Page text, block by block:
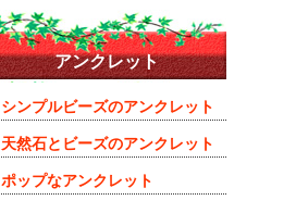
アンクレット
シンプルビーズのアンクレット
天然石とビーズのアンクレット
ポップなアンクレット